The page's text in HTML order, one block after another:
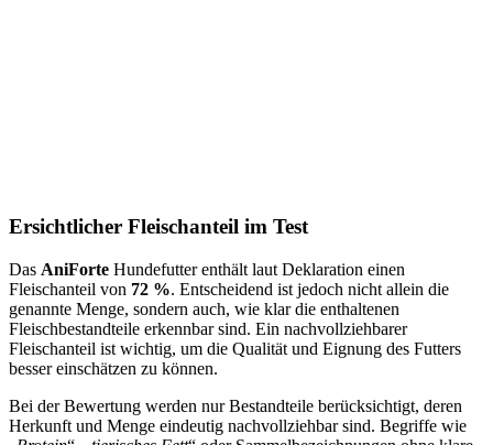
Ersichtlicher Fleischanteil im Test
Das AniForte Hundefutter enthält laut Deklaration einen
Fleischanteil von 72 %. Entscheidend ist jedoch nicht allein die
genannte Menge, sondern auch, wie klar die enthaltenen
Fleischbestandteile erkennbar sind. Ein nachvollziehbarer
Fleischanteil ist wichtig, um die Qualität und Eignung des Futters
besser einschätzen zu können.
Bei der Bewertung werden nur Bestandteile berücksichtigt, deren
Herkunft und Menge eindeutig nachvollziehbar sind. Begriffe wie